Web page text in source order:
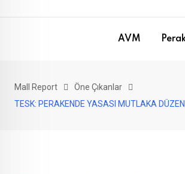
AVM
Mall Report
Öne Çıkanlar
TESK: PERAKENDE YASASI MUTLAKA